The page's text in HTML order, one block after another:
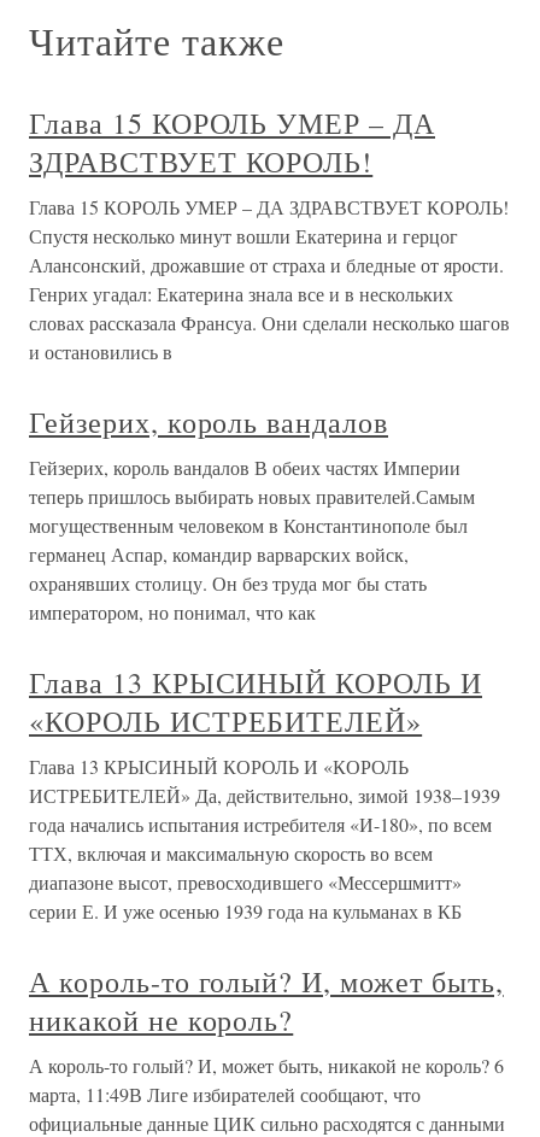
Читайте также
Глава 15 КОРОЛЬ УМЕР – ДА
ЗДРАВСТВУЕТ КОРОЛЬ!
Глава 15 КОРОЛЬ УМЕР – ДА ЗДРАВСТВУЕТ КОРОЛЬ!
Спустя несколько минут вошли Екатерина и герцог
Алансонский, дрожавшие от страха и бледные от ярости.
Генрих угадал: Екатерина знала все и в нескольких
словах рассказала Франсуа. Они сделали несколько шагов
и остановились в
Гейзерих, король вандалов
Гейзерих, король вандалов В обеих частях Империи
теперь пришлось выбирать новых правителей.Самым
могущественным человеком в Константинополе был
германец Аспар, командир варварских войск,
охранявших столицу. Он без труда мог бы стать
императором, но понимал, что как
Глава 13 КРЫСИНЫЙ КОРОЛЬ И
«КОРОЛЬ ИСТРЕБИТЕЛЕЙ»
Глава 13 КРЫСИНЫЙ КОРОЛЬ И «КОРОЛЬ
ИСТРЕБИТЕЛЕЙ» Да, действительно, зимой 1938–1939
года начались испытания истребителя «И-180», по всем
ТТХ, включая и максимальную скорость во всем
диапазоне высот, превосходившего «Мессершмитт»
серии Е. И уже осенью 1939 года на кульманах в КБ
А король-то голый? И, может быть,
никакой не король?
А король-то голый? И, может быть, никакой не король? 6
марта, 11:49В Лиге избирателей сообщают, что
официальные данные ЦИК сильно расходятся с данными